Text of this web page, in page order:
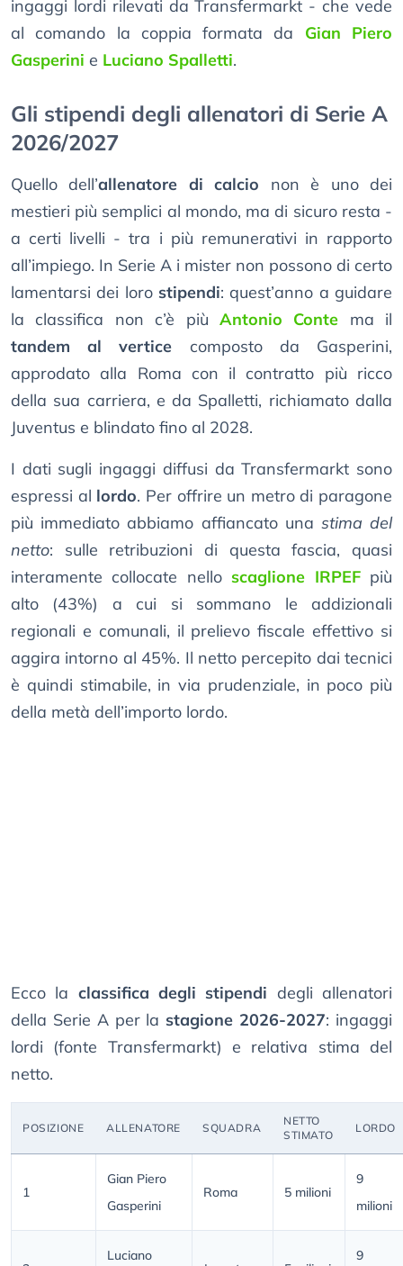
ingaggi lordi rilevati da Transfermarkt - che vede
al comando la coppia formata da Gian Piero
Gasperini e Luciano Spalletti.
Gli stipendi degli allenatori di Serie A
2026/2027
Quello dell’allenatore di calcio non è uno dei
mestieri più semplici al mondo, ma di sicuro resta -
a certi livelli - tra i più remunerativi in rapporto
all’impiego. In Serie A i mister non possono di certo
lamentarsi dei loro stipendi: quest’anno a guidare
la classifica non c’è più Antonio Conte ma il
tandem al vertice composto da Gasperini,
approdato alla Roma con il contratto più ricco
della sua carriera, e da Spalletti, richiamato dalla
Juventus e blindato fino al 2028.
I dati sugli ingaggi diffusi da Transfermarkt sono
espressi al lordo. Per offrire un metro di paragone
più immediato abbiamo affiancato una stima del
netto: sulle retribuzioni di questa fascia, quasi
interamente collocate nello scaglione IRPEFpiù
alto (43%) a cui si sommano le addizionali
regionali e comunali, il prelievo fiscale effettivo si
aggira intorno al 45%. Il netto percepito dai tecnici
è quindi stimabile, in via prudenziale, in poco più
della metà dell’importo lordo.
Ecco la classifica degli stipendi degli allenatori
della Serie A per la stagione 2026-2027: ingaggi
lordi (fonte Transfermarkt) e relativa stima del
netto.
POSIZIONE ALLENATORE SQUADRA
NETTO
STIMATO
LORDO
1
Gian Piero
Gasperini
Roma 5 milioni
9
milioni
Luciano
9